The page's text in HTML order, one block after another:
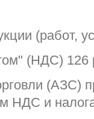
(работ,
(НДС) 126
(АЗС)
НДС и